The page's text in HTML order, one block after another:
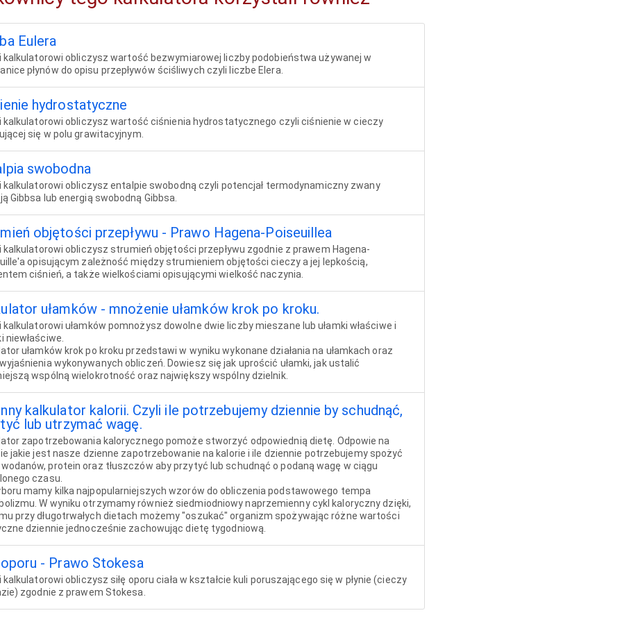
Eulera
kalkulatorowi obliczysz wartość bezwymiarowej liczby podobieństwa używanej w
płynów do opisu przepływów ściśliwych czyli liczbe Elera.
hydrostatyczne
kalkulatorowi obliczysz wartość ciśnienia hydrostatycznego czyli ciśnienie w cieczy
się w polu grawitacyjnym.
swobodna
kalkulatorowi obliczysz entalpie swobodną czyli potencjał termodynamiczny zwany
Gibbsa lub energią swobodną Gibbsa.
objętości przepływu - Prawo Hagena-Poiseuillea
kalkulatorowi obliczysz strumień objętości przepływu zgodnie z prawem Hagena-
opisującym zależność między strumieniem objętości cieczy a jej lepkością,
ciśnień, a także wielkościami opisującymi wielkość naczynia.
ułamków - mnożenie ułamków krok po kroku.
kalkulatorowi ułamków pomnożysz dowolne dwie liczby mieszane lub ułamki właściwe i
niewłaściwe.
ułamków krok po kroku przedstawi w wyniku wykonane działania na ułamkach oraz
wykonywanych obliczeń. Dowiesz się jak uprościć ułamki, jak ustalić
wspólną wielokrotność oraz największy wspólny dzielnik.
kalkulator kalorii. Czyli ile potrzebujemy dziennie by schudnąć,
lub utrzymać wagę.
zapotrzebowania kalorycznego pomoże stworzyć odpowiednią dietę. Odpowie na
jakie jest nasze dzienne zapotrzebowanie na kalorie i ile dziennie potrzebujemy spożyć
protein oraz tłuszczów aby przytyć lub schudnąć o podaną wagę w ciągu
czasu.
mamy kilka najpopularniejszych wzorów do obliczenia podstawowego tempa
W wyniku otrzymamy również siedmiodniowy naprzemienny cykl kaloryczny dzięki,
przy długotrwałych dietach możemy "oszukać" organizm spożywając różne wartości
dziennie jednocześnie zachowując dietę tygodniową.
oporu - Prawo Stokesa
kalkulatorowi obliczysz siłę oporu ciała w kształcie kuli poruszającego się w płynie (cieczy
zgodnie z prawem Stokesa.